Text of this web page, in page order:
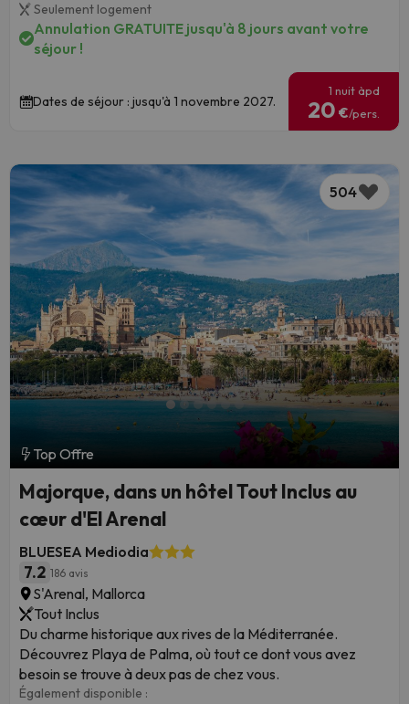
Seulement logement
Annulation GRATUITE jusqu'à 8 jours avant votre
séjour !
Dates de séjour : jusqu'à 1 novembre 2027.
1 nuit àpd
20 €/pers.
504
Top Offre
Majorque, dans un hôtel Tout Inclus au
cœur d'El Arenal
BLUESEA Mediodia
7.2 186 avis
S'Arenal, Mallorca
Tout Inclus
Du charme historique aux rives de la Méditerranée.
Découvrez Playa de Palma, où tout ce dont vous avez
besoin se trouve à deux pas de chez vous.
Également disponible :